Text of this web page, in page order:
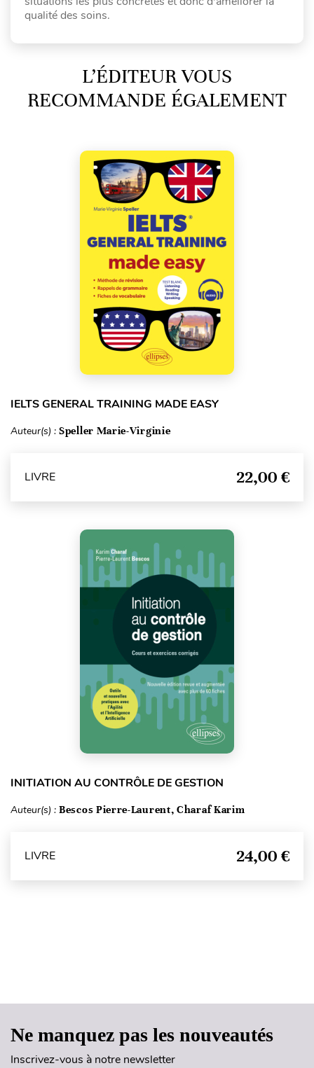
qualité des soins.
L’ÉDITEUR VOUS
RECOMMANDE ÉGALEMENT
IELTS GENERAL TRAINING MADE EASY
Auteur(s) : Speller Marie-Virginie
LIVRE 22,00 €
INITIATION AU CONTRÔLE DE GESTION
Auteur(s) : Bescos Pierre-Laurent, Charaf Karim
LIVRE 24,00 €
Ne manquez pas les nouveautés
Inscrivez-vous à notre newsletter